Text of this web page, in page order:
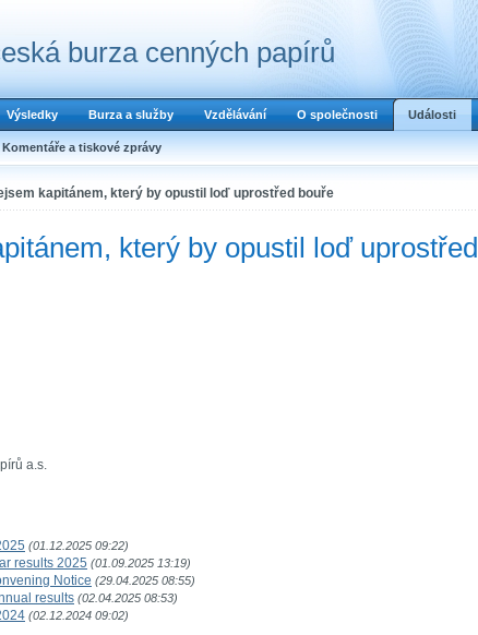
burza cenných papírů
Výsledky Burza a služby Vzdělávání O společnosti Události
Komentáře a tiskové zprávy
kapitánem, který by opustil loď uprostřed bouře
který by opustil loď uprostřed
a.s.
(01.12.2025 09:22)
results 2025 (01.09.2025 13:19)
Notice (29.04.2025 08:55)
results (02.04.2025 08:53)
(02.12.2024 09:02)